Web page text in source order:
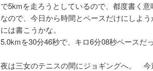
で5kmを走ろうとしているので、都度書く意
なので、今日から時間とペースだけにしよ
には書こうかな。
5.0kmを30分46秒で、キロ6分08秒ペースだっ
夜は三女のテニスの間にジョギングへ。